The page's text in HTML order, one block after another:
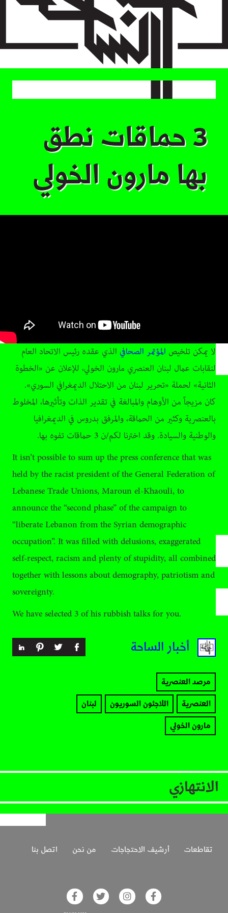
main
3 حماقات نطق
بها مارون الخولي
لا يمكن تلخيص المؤتمر الصحافي الذي عقده رئيس الاتحاد العام
لنقابات عمال لبنان العنصري مارون الخولي، للإعلان عن «الخطوة
الثانية» لحملة «تحرير لبنان من الاحتلال الديمغرافي السوري».
كان مزيجاً من الأوهام والمبالغة في تقدير الذات وتأثيرها، المخلوط
بالعنصرية وكثير من الحماقة، والمرفق بدروس في الديمغرافيا
والوطنية والسيادة. وقد اخترنا لكم/ن 3 حماقات تفوه بها.
It isn’t possible to sum up the press conference that was
held by the racist president of the General Federation of
Lebanese Trade Unions, Maroun el-Khaouli, to
announce the “second phase” of the campaign to
“liberate Lebanon from the Syrian demographic
occupation”. It was filled with delusions, exaggerated
self-respect, racism and plenty of stupidity, all combined
together with lessons about demography, patriotism and
sovereignty.
We have selected 3 of his rubbish talks for you.
أخبار الساحة
مرصد العنصرية
العنصرية اللاجئون السوريون لبنان
مارون الخولي
الانتهازي
تقاطعات أرشيف الاحتجاجات من نحن اتصل بنا
Akhbar Alsaha on Facebook
Akhbar Alsaha on Instagram
Alsaha on Twitter
on Facebook